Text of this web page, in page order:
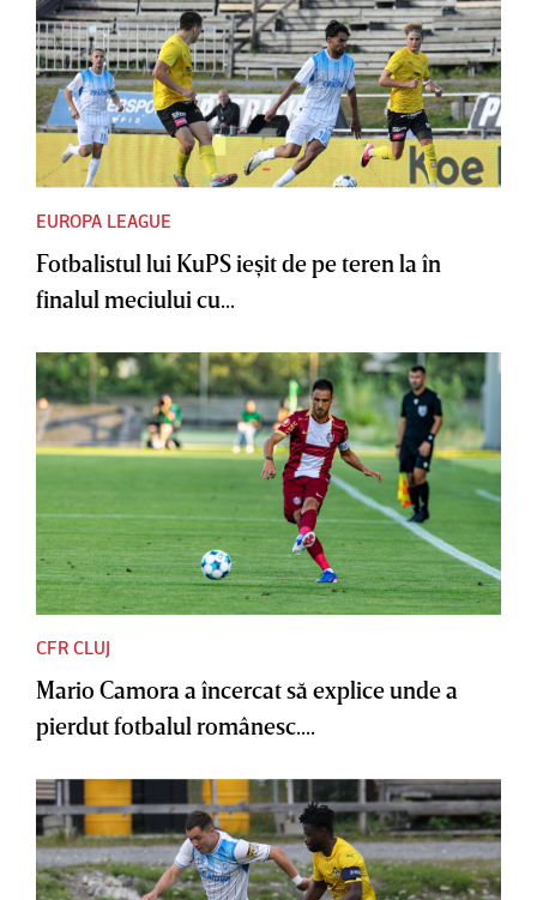
EUROPA LEAGUE
Fotbalistul lui KuPS ieşit de pe teren la în
finalul meciului cu...
CFR CLUJ
Mario Camora a încercat să explice unde a
pierdut fotbalul românesc....